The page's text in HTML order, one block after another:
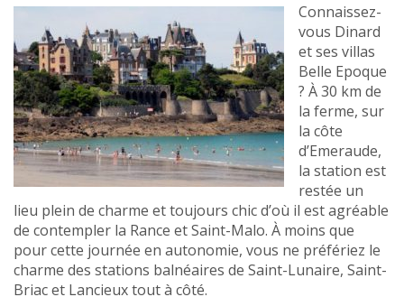
Connaissez-
vous Dinard
et ses villas
Belle Epoque
? À 30 km de
la ferme, sur
la côte
d’Emeraude,
la station est
restée un
lieu plein de charme et toujours chic d’où il est agréable
de contempler la Rance et Saint-Malo. À moins que
pour cette journée en autonomie, vous ne préfériez le
charme des stations balnéaires de Saint-Lunaire, Saint-
Briac et Lancieux tout à côté.